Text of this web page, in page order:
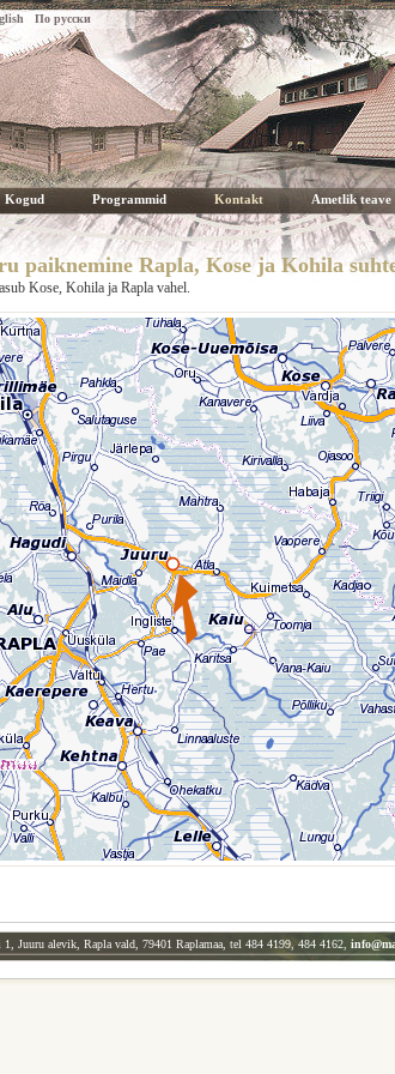
Juuru paiknemine Rapla, Kose ja Kohila suhtes
paiknemine Rapla, Kose ja Kohila
Kose, Kohila ja Rapla vahel.
Kogud Programmid Kontakt Ametlik teave
Juuru alevik, Rapla vald, 79401 Raplamaa, tel 484 4199, 484 4162,
По русски